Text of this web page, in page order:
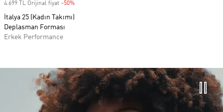
4.699 TL Orijinal fiyat -50%
İtalya 25 (Kadın Takımı)
Deplasman Forması
Erkek Performance